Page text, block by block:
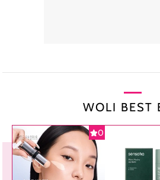
WOLI BEST
0